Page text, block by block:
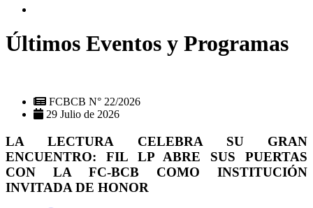
Últimos Eventos y Programas
FCBCB N° 22/2026
29 Julio de 2026
LA LECTURA CELEBRA SU GRAN
ENCUENTRO: FIL LP ABRE SUS PUERTAS
CON LA FC-BCB COMO INSTITUCIÓN
INVITADA DE HONOR